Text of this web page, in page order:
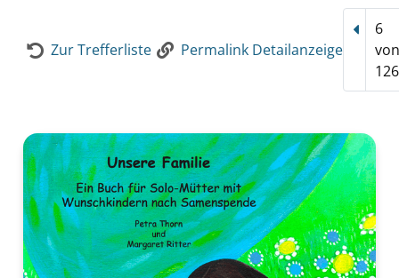
Zur Trefferliste Permalink Detailanzeige
6
von
126